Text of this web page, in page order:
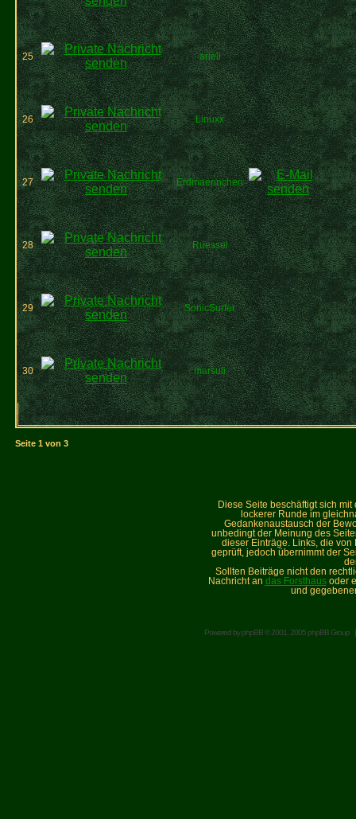
25 ariell
26 Linuxx
27 Erdmaennchen
28 Ruessel
29 SonicSurfer
30 marsuli
Seite 1 von 3
Diese Seite beschäftigt sich
lockerer Runde im
Gedankenaustausch der
unbedingt der Meinung des
dieser Einträge. Links, die
geprüft, jedoch übernimmt der
Sollten Beiträge nicht den
Nachricht an das Forsthausoder
und
Powered byphpBB© 2001, 2005 phpBB Group